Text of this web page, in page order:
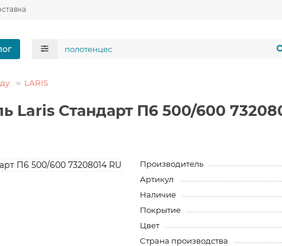
LARIS
Laris Стандарт П6 500/600
Производитель
Артикул
Наличие
Покрытие
Цвет
Страна производства